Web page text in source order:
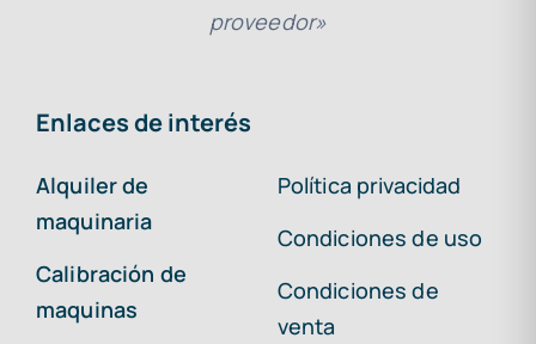
proveedor»
Enlaces de interés
Alquiler de
maquinaria
Calibración de
maquinas
Política privacidad
Condiciones de uso
Condiciones de
venta